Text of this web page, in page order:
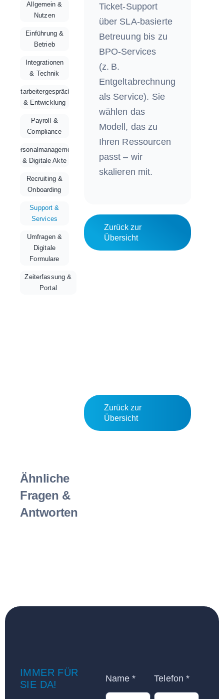
Allgemein &
Nutzen
Einführung &
Betrieb
Integrationen
& Technik
Mitarbeitergespräche
& Entwicklung
Payroll &
Compliance
Personalmanagement
& Digitale Akte
Recruiting &
Onboarding
Support &
Services
Umfragen &
Digitale
Formulare
Zeiterfassung &
Portal
Ticket‑Support
über SLA‑basierte
Betreuung bis zu
BPO‑Services
(z. B.
Entgeltabrechnung
als Service). Sie
wählen das
Modell, das zu
Ihren Ressourcen
passt – wir
skalieren mit.
Zurück zur
Übersicht
Ähnliche
Fragen &
Antworten
Zurück zur
Übersicht
IMMER FÜR
SIE DA!
Name* Telefon*